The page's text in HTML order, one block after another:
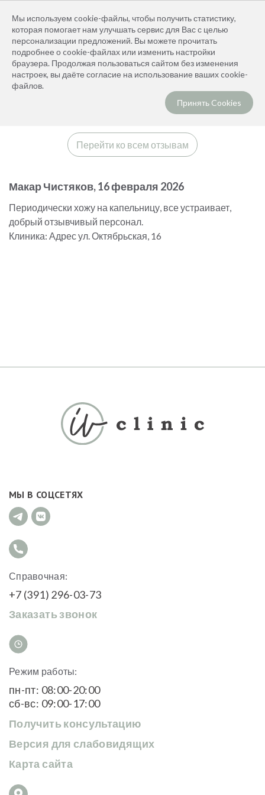
Заказать звонок
Главная Для пациентов Отзывы
Перейти ко всем отзывам
Макар Чистяков, 16 февраля 2026
Периодически хожу на капельницу, все устраивает,
добрый отзывчивый персонал.
Клиника: Адрес ул. Октябрьская, 16
МЫ В СОЦСЕТЯХ
Справочная:
+7 (391) 296-03-73
Заказать звонок
Режим работы:
пн-пт: 08:00-20:00
сб-вс: 09:00-17:00
Получить консультацию
Версия для слабовидящих
Карта сайта
Мы используем cookie-файлы, чтобы получить статистику,
которая помогает нам улучшать сервис для Вас с целью
персонализации предложений. Вы можете прочитать
подробнее о cookie-файлах или изменить настройки
браузера. Продолжая пользоваться сайтом без изменения
настроек, вы даёте согласие на использование ваших cookie-
файлов.
Принять Cookies